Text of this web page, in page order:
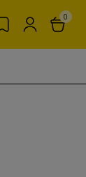
0